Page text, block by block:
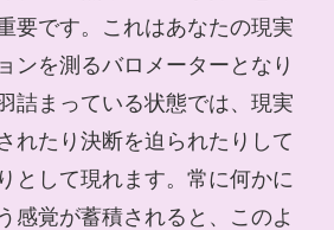
要です。これはあなたの現実
ンを測るバロメーターとなり
詰まっている状態では、現実
れたり決断を迫られたりして
として現れます。常に何かに
感覚が蓄積されると、このよ